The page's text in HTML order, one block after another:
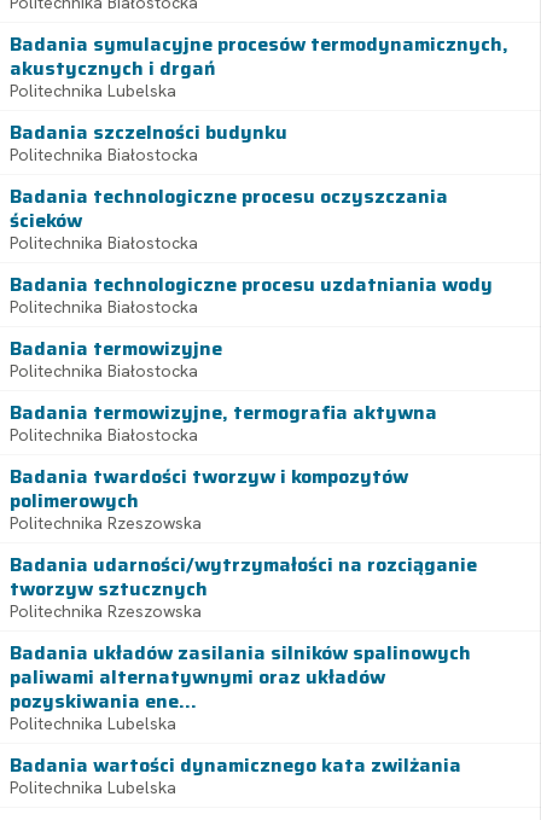
Badania symulacyjne procesów termodynamicznych,
akustycznych i drgań
Politechnika Lubelska
Badania szczelności budynku
Politechnika Białostocka
Badania technologiczne procesu oczyszczania
ścieków
Politechnika Białostocka
Badania technologiczne procesu uzdatniania wody
Politechnika Białostocka
Badania termowizyjne
Politechnika Białostocka
Badania termowizyjne, termografia aktywna
Politechnika Białostocka
Badania twardości tworzyw i kompozytów
polimerowych
Politechnika Rzeszowska
Badania udarności/wytrzymałości na rozciąganie
tworzyw sztucznych
Politechnika Rzeszowska
Badania układów zasilania silników spalinowych
paliwami alternatywnymi oraz układów
pozyskiwania ene...
Politechnika Lubelska
Badania wartości dynamicznego kata zwilżania
Politechnika Lubelska